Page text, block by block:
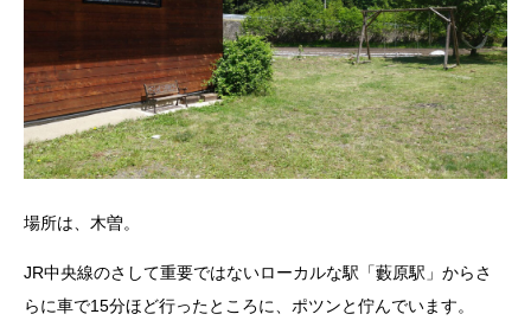
場所は、木曽。
JR中央線のさして重要ではないローカルな駅「藪原駅」からさ
らに車で15分ほど行ったところに、ポツンと佇んでいます。